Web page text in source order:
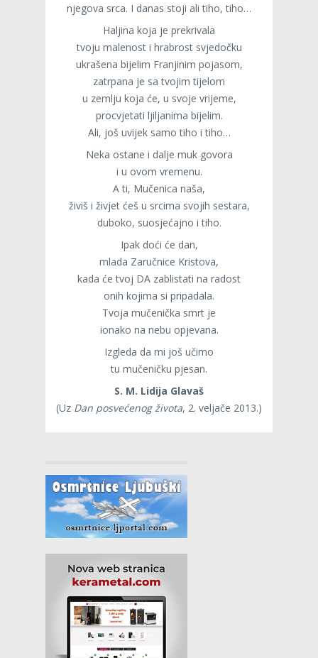
njegova srca. I danas stoji ali tiho, tiho…
Haljina koja je prekrivala
tvoju malenost i hrabrost svjedočku
ukrašena bijelim Franjinim pojasom,
zatrpana je sa tvojim tijelom
u zemlju koja će, u svoje vrijeme,
procvjetati ljiljanima bijelim.
Ali, još uvijek samo tiho i tiho…
Neka ostane i dalje muk govora
i u ovom vremenu.
A ti, Mučenica naša,
živiš i živjet ćeš u srcima svojih sestara,
duboko, suosjećajno i tiho.
Ipak doći će dan,
mlada Zaručnice Kristova,
kada će tvoj DA zablistati na radost
onih kojima si pripadala.
Tvoja mučenička smrt je
ionako na nebu opjevana.
Izgleda da mi još učimo
tu mučeničku pjesan.
S. M. Lidija Glavaš
(Uz Dan posvećenog života, 2. veljače 2013.)